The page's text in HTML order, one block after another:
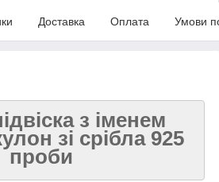
Доставка Оплата Умови
з іменем
зі срібла 925
проби